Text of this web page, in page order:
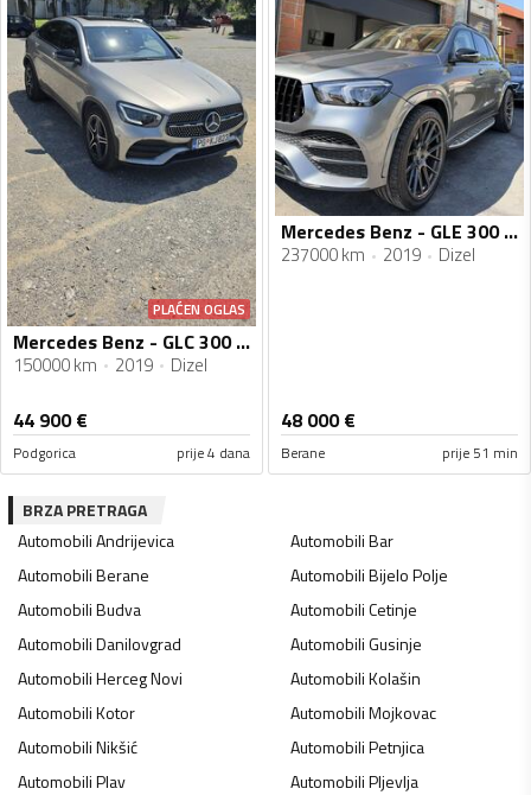
PLAĆEN OGLAS
Mercedes Benz - GLC 300 - GLC 300D Coupe
150000 km 2019 Dizel
44 900€
Podgorica prije 4 dana
Mercedes Benz - GLE 300 - 2.0
237000 km 2019 Dizel
48 000€
Berane prije 51 min
BRZA PRETRAGA
AutomobiliAndrijevica AutomobiliBar
AutomobiliBerane AutomobiliBijelo Polje
AutomobiliBudva AutomobiliCetinje
AutomobiliDanilovgrad AutomobiliGusinje
AutomobiliHerceg Novi AutomobiliKolašin
AutomobiliKotor AutomobiliMojkovac
AutomobiliNikšić AutomobiliPetnjica
AutomobiliPlav AutomobiliPljevlja